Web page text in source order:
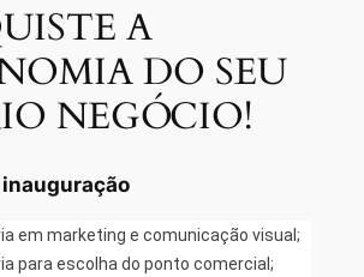
A
DO SEU
NEGÓCIO!
em marketing e comunicação visual;
para escolha do ponto comercial;